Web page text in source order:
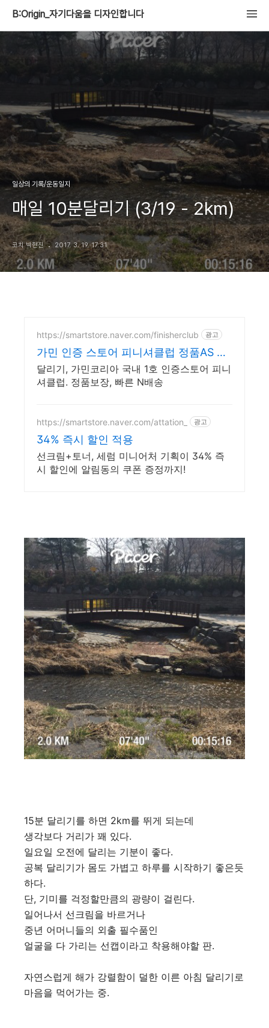
B:Origin_자기다움을 디자인합니다
일상의 기록/운동일지
매일 10분달리기 (3/19 - 2km)
코치 박현진 2017. 3. 19. 17:31
https://smartstore.naver.com/finisherclub 광고
가민 인증 스토어 피니셔클럽 정품AS +
신속보장 N배송
달리기, 가민코리아 국내 1호 인증스토어 피니
셔클럽. 정품보장, 빠른 N배송
https://smartstore.naver.com/attation_ 광고
34% 즉시 할인 적용
선크림+토너, 세럼 미니어처 기획이 34% 즉
시 할인에 알림동의 쿠폰 증정까지!
15분 달리기를 하면 2km를 뛰게 되는데
생각보다 거리가 꽤 있다.
일요일 오전에 달리는 기분이 좋다.
공복 달리기가 몸도 가볍고 하루를 시작하기 좋은듯
하다.
단, 기미를 걱정할만큼의 광량이 걸린다.
일어나서 선크림을 바르거나
중년 어머니들의 외출 필수품인
얼굴을 다 가리는 선캡이라고 착용해야할 판.
자연스럽게 해가 강렬함이 덜한 이른 아침 달리기로
마음을 먹어가는 중.